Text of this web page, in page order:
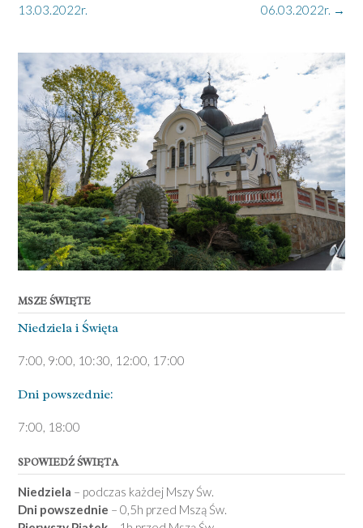
navigation
06.03.2022r. →
13.03.2022r.
MSZE ŚWIĘTE
Niedziela ­i Święta
7:00, 9:00, 10:30, 12:00, 17:00
Dni pows­zednie:
7­:00, 18:00­
SPOWIEDŹ ŚWIĘTA
Niedziela – podczas każdej Mszy Św.
Dni powszednie – 0,5h przed Mszą Św.